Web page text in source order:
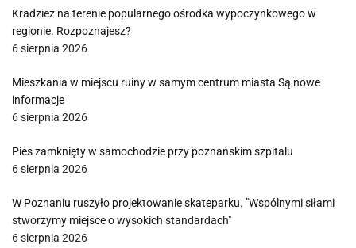
Kradzież na terenie popularnego ośrodka wypoczynkowego w
regionie. Rozpoznajesz?
6 sierpnia 2026
Mieszkania w miejscu ruiny w samym centrum miasta Są nowe
informacje
6 sierpnia 2026
Pies zamknięty w samochodzie przy poznańskim szpitalu
6 sierpnia 2026
W Poznaniu ruszyło projektowanie skateparku. "Wspólnymi siłami
stworzymy miejsce o wysokich standardach"
6 sierpnia 2026